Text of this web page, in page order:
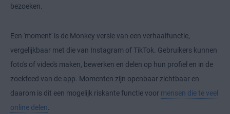
bezoeken.
Een 'moment' is de Monkey versie van een verhaalfunctie,
vergelijkbaar met die van Instagram of TikTok. Gebruikers kunnen
foto's of video's maken, bewerken en delen op hun profiel en in de
zoekfeed van de app. Momenten zijn openbaar zichtbaar en
daarom is dit een mogelijk riskante functie voor mensen die te veel
online delen